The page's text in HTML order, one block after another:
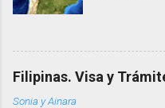
Hicimos la
países
en los
vez
Filipinas. Visa y
Sonia y Ainara